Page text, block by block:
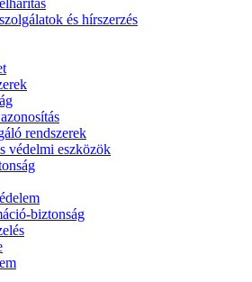
és hírszerzés
rendszerek
védelmi eszközök
biztonság